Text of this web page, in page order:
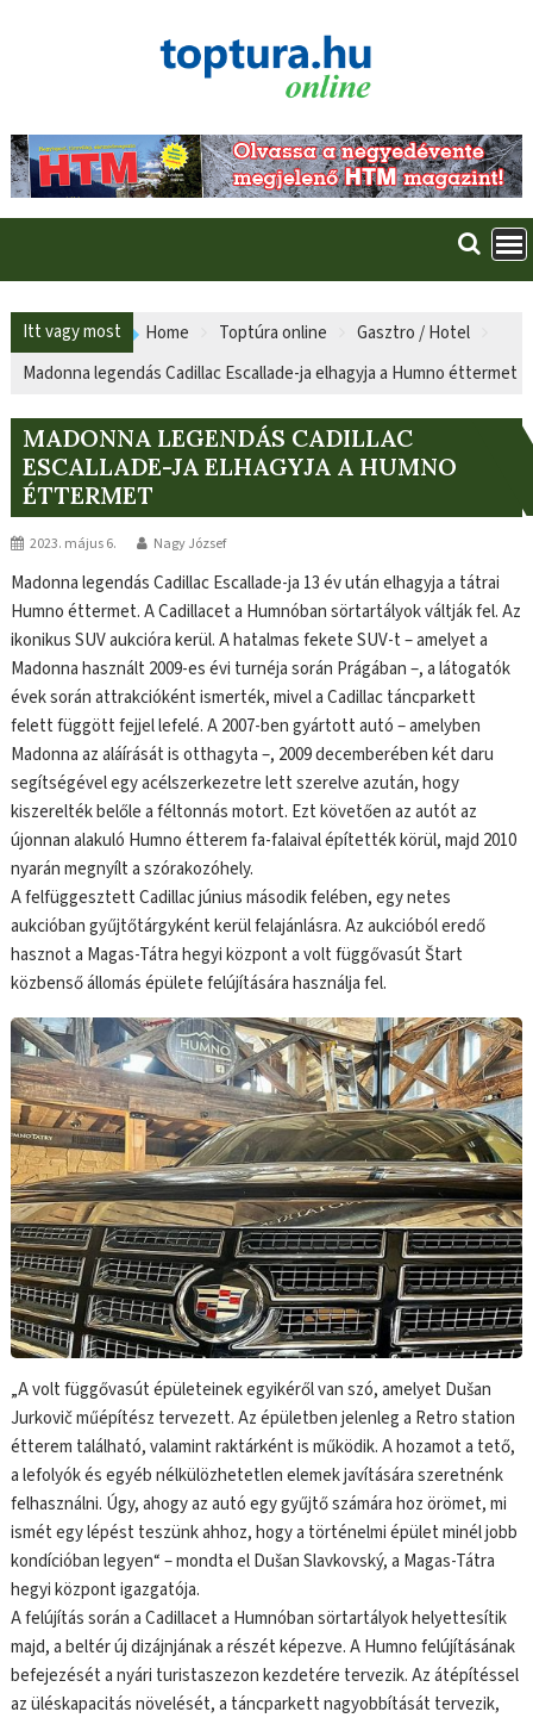
Itt vagy most Home Toptúra online
Gasztro / Hotel
Madonna legendás Cadillac Escallade-ja elhagyja a Humno éttermet
MADONNA LEGENDÁS CADILLAC
ESCALLADE-JA ELHAGYJA A HUMNO
ÉTTERMET
2023. május 6. Nagy József
Madonna legendás Cadillac Escallade-ja 13 év után elhagyja a tátrai
Humno éttermet. A Cadillacet a Humnóban sörtartályok váltják fel. Az
ikonikus SUV aukcióra kerül. A hatalmas fekete SUV-t – amelyet a
Madonna használt 2009-es évi turnéja során Prágában –, a látogatók
évek során attrakcióként ismerték, mivel a Cadillac táncparkett
felett függött fejjel lefelé. A 2007-ben gyártott autó – amelyben
Madonna az aláírását is otthagyta –, 2009 decemberében két daru
segítségével egy acélszerkezetre lett szerelve azután, hogy
kiszerelték belőle a féltonnás motort. Ezt követően az autót az
újonnan alakuló Humno étterem fa-falaival építették körül, majd 2010
nyarán megnyílt a szórakozóhely.
A felfüggesztett Cadillac június második felében, egy netes
aukcióban gyűjtőtárgyként kerül felajánlásra. Az aukcióból eredő
hasznot a Magas-Tátra hegyi központ a volt függővasút Štart
közbenső állomás épülete felújítására használja fel.
„A volt függővasút épületeinek egyikéről van szó, amelyet Dušan
Jurkovič műépítész tervezett. Az épületben jelenleg a Retro station
étterem található, valamint raktárként is működik. A hozamot a tető,
a lefolyók és egyéb nélkülözhetetlen elemek javítására szeretnénk
felhasználni. Úgy, ahogy az autó egy gyűjtő számára hoz örömet, mi
ismét egy lépést teszünk ahhoz, hogy a történelmi épület minél jobb
kondícióban legyen“ – mondta el Dušan Slavkovský, a Magas-Tátra
hegyi központ igazgatója.
A felújítás során a Cadillacet a Humnóban sörtartályok helyettesítik
majd, a beltér új dizájnjának a részét képezve. A Humno felújításának
befejezését a nyári turistaszezon kezdetére tervezik. Az átépítéssel
az üléskapacitás növelését, a táncparkett nagyobbítását tervezik,